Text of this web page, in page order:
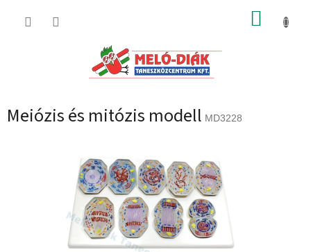
KOSÁR
Meiózis és mitózis modell MD3228